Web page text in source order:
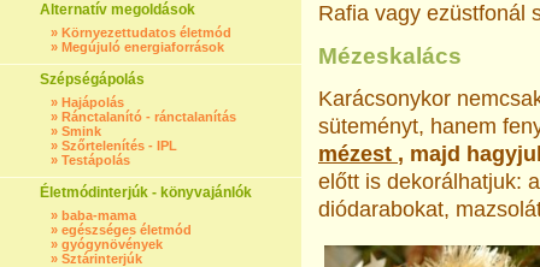
Alternatív megoldások
» Környezettudatos életmód
» Megújuló energiaforrások
Szépségápolás
» Hajápolás
» Ránctalanító - ránctalanítás
» Smink
» Szőrtelenítés - IPL
» Testápolás
Életmódinterjúk - könyvajánlók
» baba-mama
» egészséges életmód
» gyógynövények
» Sztárinterjúk
Rafia vagy ezüstfonál
Mézeskalács
Karácsonykor
süteményt, hanem
mézest , majd
előtt is dekorálhatjuk:
diódarabokat,